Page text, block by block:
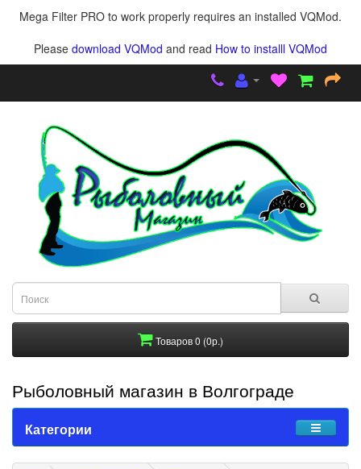
Mega Filter PRO to work properly requires an installed VQMod.
Please download VQMod and read How to installl VQMod
Товаров 0 (0р.)
Рыболовный магазин в Волгограде
Категории